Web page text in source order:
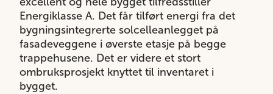
Energiklasse A. Det får tilført energi fra det
bygningsintegrerte solcelleanlegget på
fasadeveggene i øverste etasje på begge
trappehusene. Det er videre et stort
ombruksprosjekt knyttet til inventaret i
bygget.